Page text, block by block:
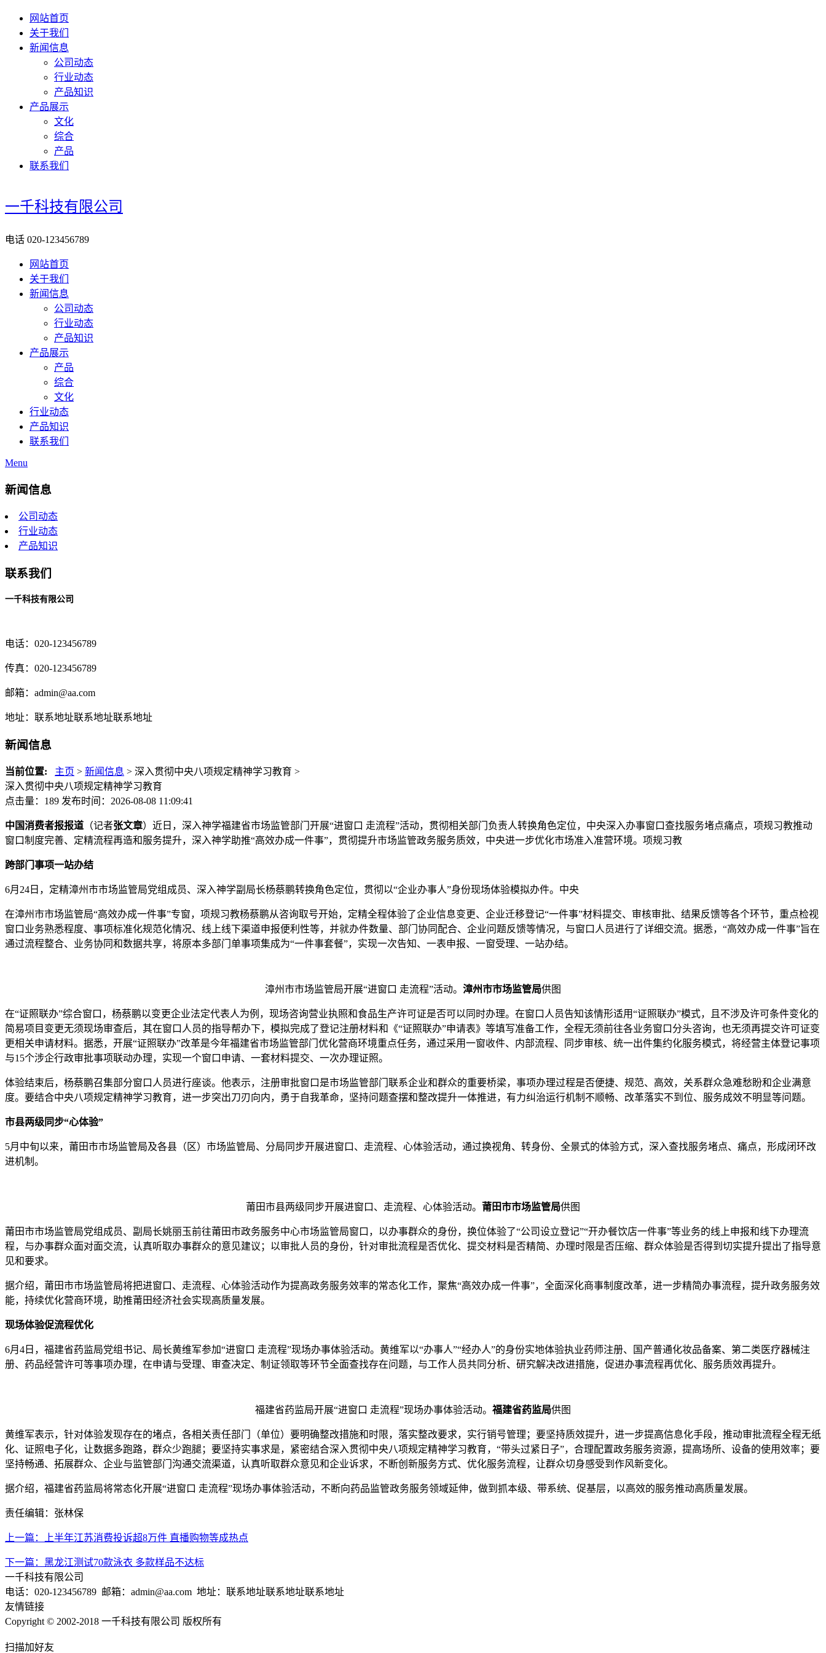
网站首页
关于我们
新闻信息
公司动态
行业动态
产品知识
产品展示
文化
综合
产品
联系我们
一千科技有限公司
电话 020-123456789
网站首页
关于我们
新闻信息
公司动态
行业动态
产品知识
产品展示
产品
综合
文化
行业动态
产品知识
联系我们
Menu
新闻信息
公司动态
行业动态
产品知识
联系我们
一千科技有限公司
电话：020-123456789
传真：020-123456789
邮箱： admin@aa.com
地址：联系地址联系地址联系地址
新闻信息
当前位置: 主页 > 新闻信息 > 深入贯彻中央八项规定精神学习教育 >
深入贯彻中央八项规定精神学习教育
点击量：189 发布时间：2026-08-08 11:09:41
中国消费者报报道 （记者张文章）近日，深入神学福建省市场监管部门开展“进窗口 走流程”活动，贯彻相关部门负责人转换角色定位，中央深入办事窗口查找服务堵点痛点，项规习教推动
窗口制度完善、定精流程再造和服务提升，深入神学助推“高效办成一件事”，贯彻提升市场监管政务服务质效，中央进一步优化市场准入准营环境。项规习教
跨部门事项一站办结
6月24日，定精漳州市市场监管局党组成员、深入神学副局长杨蔡鹏转换角色定位，贯彻以“企业办事人”身份现场体验模拟办件。中央
在漳州市市场监管局“高效办成一件事”专窗，项规习教杨蔡鹏从咨询取号开始，定精全程体验了企业信息变更、 企业迁移登记“一件事”材料提交、审核审批、结果反馈等各个环节，重点检视
窗口业务熟悉程度、事项标准化规范化情况、线上线下渠道申报便利性等，并就办件数量、部门协同配合、企业问题反馈等情况，与窗口人员进行了详细交流。据悉，“高效办成一件事”旨在
通过流程整合、业务协同和数据共享，将原本多部门单事项集成为“一件事套餐”，实现一次告知、一表申报、一窗受理、一站办结。
漳州市市场监管局开展“进窗口 走流程”活动。 漳州市市场监管局供图
在“证照联办”综合窗口，杨蔡鹏以变更企业法定代表人为例，现场咨询营业执照和食品生产许可证是否可以同时办理。在窗口人员告知该情形适用“证照联办”模式，且不涉及许可条件变化的
简易项目变更无须现场审查后，其在窗口人员的指导帮办下，模拟完成了登记注册材料和《“证照联办”申请表》等填写准备工作，全程无须前往各业务窗口分头咨询，也无须再提交许可证变
更相关申请材料。据悉，开展“证照联办”改革是今年福建省市场监管部门优化营商环境重点任务，通过采用一窗收件、内部流程、同步审核、统一出件集约化服务模式，将经营主体登记事项
与15个涉企行政审批事项联动办理，实现一个窗口申请、一套材料提交、一次办理证照。
体验结束后，杨蔡鹏召集部分窗口人员进行座谈。他表示，注册审批窗口是市场监管部门联系企业和群众的重要桥梁，事项办理过程是否便捷、规范、高效，关系群众急难愁盼和企业满意
度。要结合中央八项规定精神学习教育，进一步突出刀刃向内，勇于自我革命，坚持问题查摆和整改提升一体推进，有力纠治运行机制不顺畅、改革落实不到位、服务成效不明显等问题。
市县两级同步“心体验”
5月中旬以来，莆田市市场监管局及各县（区）市场监管局、分局同步开展进窗口、走流程、心体验活动，通过换视角、转身份、全景式的体验方式，深入查找服务堵点、痛点，形成闭环改
进机制。
莆田市县两级同步开展进窗口、走流程、心体验活动。 莆田市市场监管局供图
莆田市市场监管局党组成员、副局长姚丽玉前往莆田市政务服务中心市场监管局窗口，以办事群众的身份，换位体验了“公司设立登记”“开办餐饮店一件事”等业务的线上申报和线下办理流
程，与办事群众面对面交流，认真听取办事群众的意见建议；以审批人员的身份，针对审批流程是否优化、提交材料是否精简、办理时限是否压缩、群众体验是否得到切实提升提出了指导意
见和要求。
据介绍，莆田市市场监管局将把进窗口、走流程、心体验活动作为提高政务服务效率的常态化工作，聚焦“高效办成一件事”，全面深化商事制度改革，进一步精简办事流程，提升政务服务效
能，持续优化营商环境，助推莆田经济社会实现高质量发展。
现场体验促流程优化
6月4日，福建省药监局党组书记、局长黄维军参加“进窗口 走流程”现场办事体验活动。黄维军以“办事人”“经办人”的身份实地体验执业药师注册、国产普通化妆品备案、第二类医疗器械注
册、药品经营许可等事项办理，在申请与受理、审查决定、制证领取等环节全面查找存在问题，与工作人员共同分析、研究解决改进措施，促进办事流程再优化、服务质效再提升。
福建省药监局开展“进窗口 走流程”现场办事体验活动。 福建省药监局供图
黄维军表示，针对体验发现存在的堵点，各相关责任部门（单位）要明确整改措施和时限，落实整改要求，实行销号管理；要坚持质效提升，进一步提高信息化手段，推动审批流程全程无纸
化、证照电子化，让数据多跑路，群众少跑腿；要坚持实事求是，紧密结合深入贯彻中央八项规定精神学习教育，“带头过紧日子”，合理配置政务服务资源，提高场所、设备的使用效率；要
坚持畅通、拓展群众、企业与监管部门沟通交流渠道，认真听取群众意见和企业诉求，不断创新服务方式、优化服务流程，让群众切身感受到作风新变化。
据介绍，福建省药监局将常态化开展“进窗口 走流程”现场办事体验活动，不断向药品监管政务服务领域延伸，做到抓本级、带系统、促基层，以高效的服务推动高质量发展。
责任编辑：张林保
上一篇：上半年江苏消费投诉超8万件 直播购物等成热点
下一篇：黑龙江测试70款泳衣 多款样品不达标
一千科技有限公司
电话：020-123456789 邮箱：admin@aa.com 地址：联系地址联系地址联系地址
友情链接
Copyright © 2002-2018 一千科技有限公司 版权所有
扫描加好友